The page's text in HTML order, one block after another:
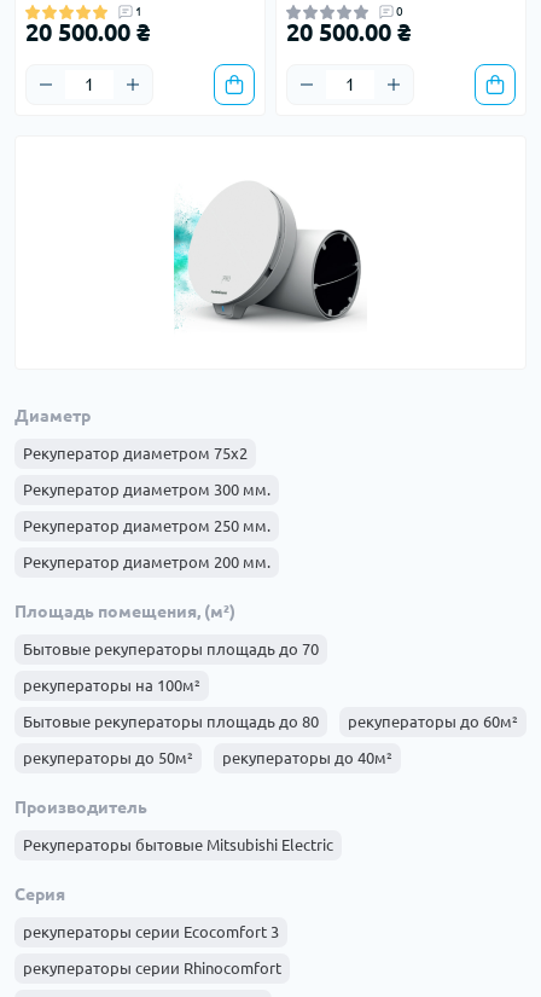
1
20 500.00 ₴
0
20 500.00 ₴
Диаметр
Рекуператор диаметром 75х2
Рекуператор диаметром 300 мм.
Рекуператор диаметром 250 мм.
Рекуператор диаметром 200 мм.
Площадь помещения, (м²)
Бытовые рекуператоры площадь до 70
рекуператоры на 100м²
Бытовые рекуператоры площадь до 80 рекуператоры до 60м²
рекуператоры до 50м² рекуператоры до 40м²
Производитель
Рекуператоры бытовые Mitsubishi Electric
Серия
рекуператоры серии Ecocomfort 3
рекуператоры серии Rhinocomfort